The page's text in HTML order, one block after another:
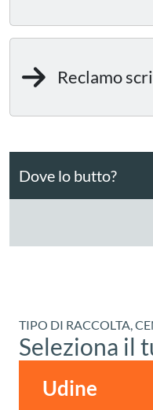
Reclamo
Dove lo butto?
TIPO DI RACCOLTA,
Seleziona il